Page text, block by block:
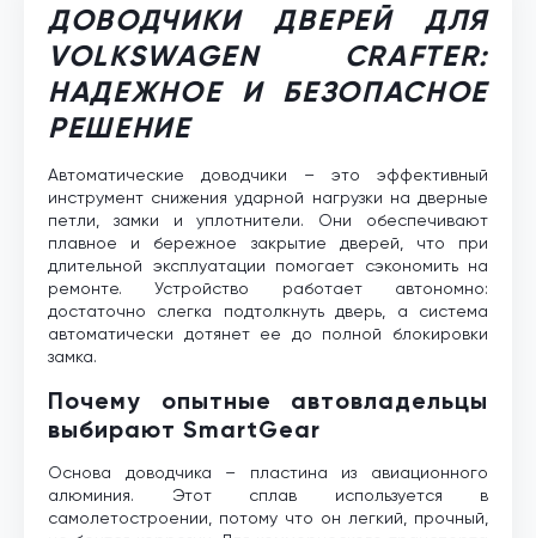
ДОВОДЧИКИ ДВЕРЕЙ ДЛЯ
VOLKSWAGEN CRAFTER:
НАДЕЖНОЕ И БЕЗОПАСНОЕ
РЕШЕНИЕ
Автоматические доводчики – это эффективный
инструмент снижения ударной нагрузки на дверные
петли, замки и уплотнители. Они обеспечивают
плавное и бережное закрытие дверей, что при
длительной эксплуатации помогает сэкономить на
ремонте. Устройство работает автономно:
достаточно слегка подтолкнуть дверь, а система
автоматически дотянет ее до полной блокировки
замка.
Почему опытные автовладельцы
выбирают SmartGear
Основа доводчика – пластина из авиационного
алюминия. Этот сплав используется в
самолетостроении, потому что он легкий, прочный,